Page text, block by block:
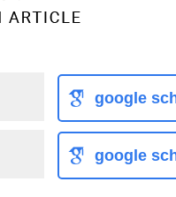
google
google